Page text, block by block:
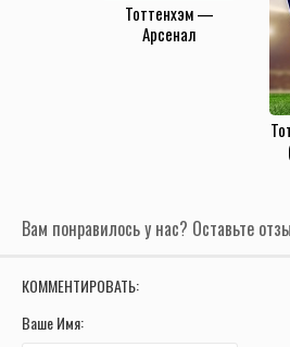
Тоттенхэм —
Арсенал
Вам понравилось у нас? Оставьте
КОММЕНТИРОВАТЬ:
Ваше Имя: